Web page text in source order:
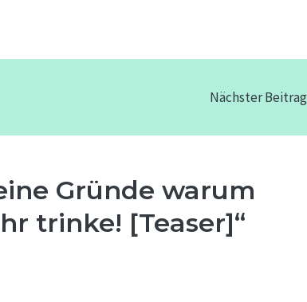
Nächster Beitrag
Gründe warum
trinke! [Teaser]“